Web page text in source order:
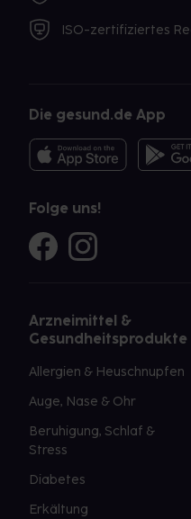
ISO-zertifiziertes
Die gesund.de App
Folge uns!
Arzneimittel &
Gesundheitsprodukte
Allergien & Heuschnupfen
Auge, Nase & Ohr
Beruhigung, Schlaf &
Stress
Diabetes
Erkältung